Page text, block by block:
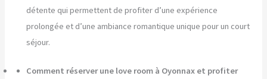
détente qui permettent de profiter d’une expérience
prolongée et d’une ambiance romantique unique pour un court
séjour.
Comment réserver une love room à Oyonnax et profiter